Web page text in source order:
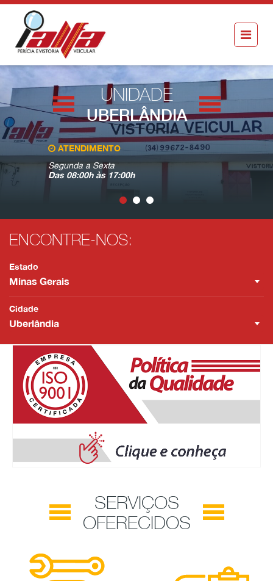
UNIDADE
UBERLÂNDIA
ATENDIMENTO
Segunda a Sexta
Das 08:00h às 17:00h
Avenida
Pereira -
ENCONTRE-NOS:
Estado
Minas Gerais
Cidade
Uberlândia
SERVIÇOS
OFERECIDOS